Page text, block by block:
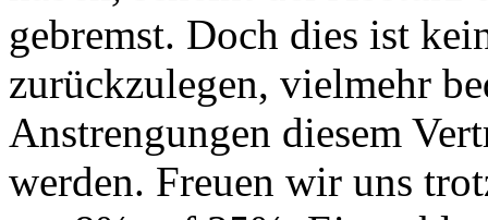
gebremst. Doch dies ist
zurückzulegen, vielmehr
Anstrengungen diesem
werden. Freuen wir uns